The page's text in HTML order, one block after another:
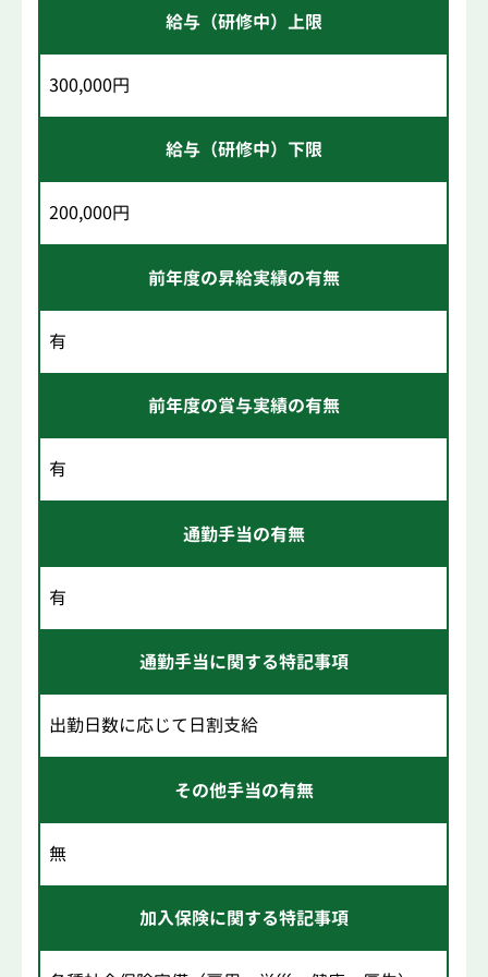
給与（研修中）上限
300,000円
給与（研修中）下限
200,000円
前年度の昇給実績の有無
有
前年度の賞与実績の有無
有
通勤手当の有無
有
通勤手当に関する特記事項
出勤日数に応じて日割支給
その他手当の有無
無
加入保険に関する特記事項